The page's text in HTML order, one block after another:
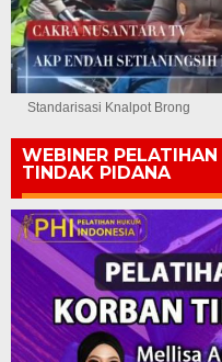
Standarisasi Knalpot Brong
WEBINER
TINDAK PIDANA